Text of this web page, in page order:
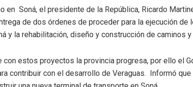
en Soná, el presidente de la República, Ricardo
de dos órdenes de proceder para la ejecución de
y la rehabilitación, diseño y construcción de caminos
estos proyectos la provincia progresa, por ello el
contribuir con el desarrollo de Veraguas. Informó